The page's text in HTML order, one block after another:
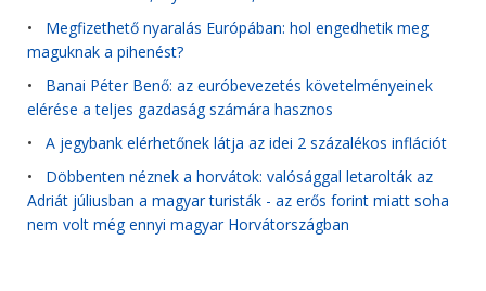
• Megfizethető nyaralás Európában: hol engedhetik meg
maguknak a pihenést?
• Banai Péter Benő: az euróbevezetés követelményeinek
elérése a teljes gazdaság számára hasznos
• A jegybank elérhetőnek látja az idei 2 százalékos inflációt
• Döbbenten néznek a horvátok: valósággal letarolták az
Adriát júliusban a magyar turisták - az erős forint miatt soha
nem volt még ennyi magyar Horvátországban